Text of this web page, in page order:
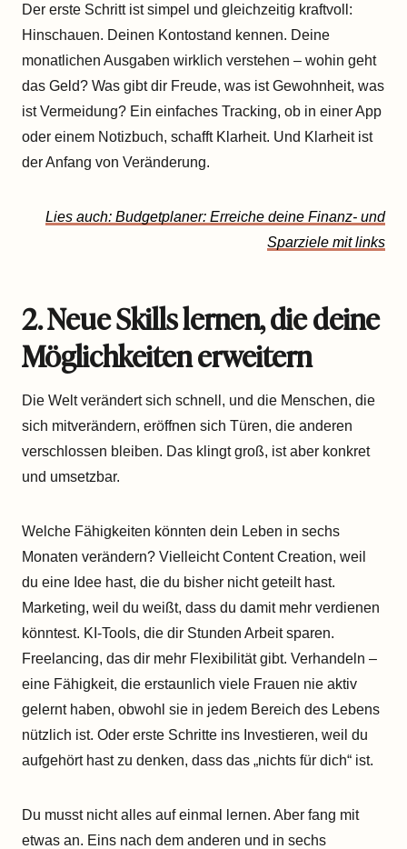
Der erste Schritt ist simpel und gleichzeitig kraftvoll:
Hinschauen. Deinen Kontostand kennen. Deine
monatlichen Ausgaben wirklich verstehen – wohin geht
das Geld? Was gibt dir Freude, was ist Gewohnheit, was
ist Vermeidung? Ein einfaches Tracking, ob in einer App
oder einem Notizbuch, schafft Klarheit. Und Klarheit ist
der Anfang von Veränderung.
Lies auch: Budgetplaner: Erreiche deine Finanz- und
Sparziele mit links
2. Neue Skills lernen, die deine
Möglichkeiten erweitern
Die Welt verändert sich schnell, und die Menschen, die
sich mitverändern, eröffnen sich Türen, die anderen
verschlossen bleiben. Das klingt groß, ist aber konkret
und umsetzbar.
Welche Fähigkeiten könnten dein Leben in sechs
Monaten verändern? Vielleicht Content Creation, weil
du eine Idee hast, die du bisher nicht geteilt hast.
Marketing, weil du weißt, dass du damit mehr verdienen
könntest. KI-Tools, die dir Stunden Arbeit sparen.
Freelancing, das dir mehr Flexibilität gibt. Verhandeln –
eine Fähigkeit, die erstaunlich viele Frauen nie aktiv
gelernt haben, obwohl sie in jedem Bereich des Lebens
nützlich ist. Oder erste Schritte ins Investieren, weil du
aufgehört hast zu denken, dass das „nichts für dich“ ist.
Du musst nicht alles auf einmal lernen. Aber fang mit
etwas an. Eins nach dem anderen und in sechs